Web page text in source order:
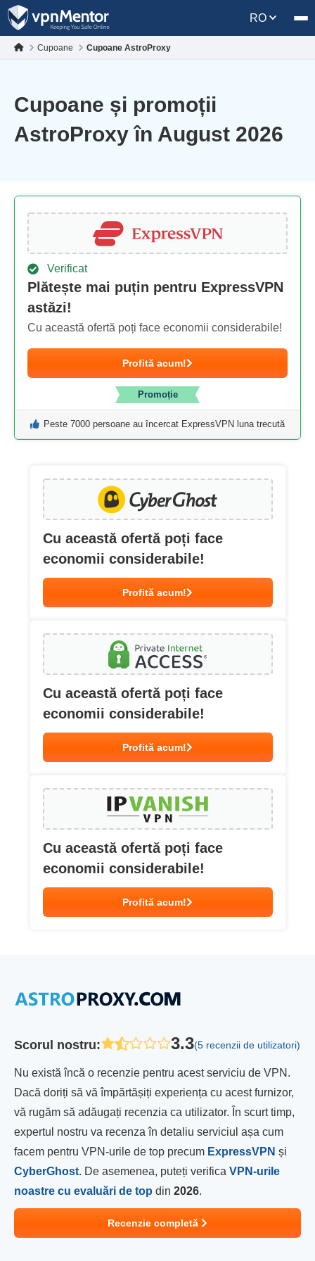
RO
Cupoane Cupoane AstroProxy
Cupoane și promoții
AstroProxy în August 2026
Verificat
Plătește mai puțin pentru ExpressVPN
astăzi!
Cu această ofertă poți face economii considerabile!
Profită acum!
Promoție
Peste 7000 persoane au încercat ExpressVPN luna trecută
Cu această ofertă poți face
economii considerabile!
Profită acum!
Cu această ofertă poți face
economii considerabile!
Profită acum!
Cu această ofertă poți face
economii considerabile!
Profită acum!
Scorul nostru: 3.3(5 recenzii de utilizatori)
Nu există încă o recenzie pentru acest serviciu de VPN.
Dacă doriți să vă împărtășiți experiența cu acest furnizor,
vă rugăm să adăugați recenzia ca utilizator. În scurt timp,
expertul nostru va recenza în detaliu serviciul așa cum
facem pentru VPN-urile de top precum ExpressVPN și
CyberGhost. De asemenea, puteți verifica VPN-urile
noastre cu evaluări de top din 2026.
Recenzie completă